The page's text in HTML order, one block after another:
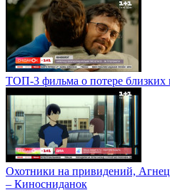
ТОП-3 фильма о потере близких
Охотники на привидений,
– Киносниданок